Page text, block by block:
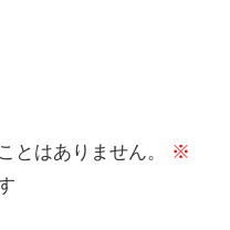
とはありません。
※